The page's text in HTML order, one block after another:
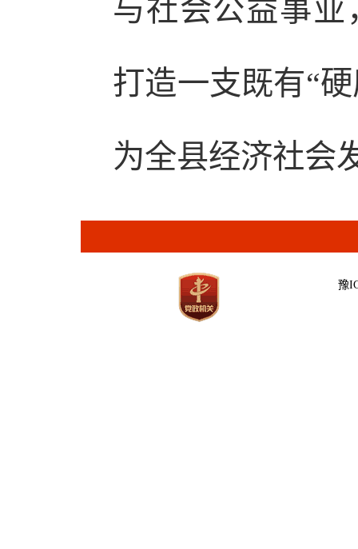
与社会公益事
打造一支既有“
为全县经济社会
豫